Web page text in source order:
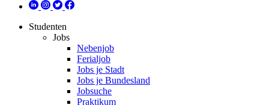
Studenten
Jobs
Nebenjob
Ferialjob
Jobs je Stadt
Jobs je Bundesland
Jobsuche
Praktikum